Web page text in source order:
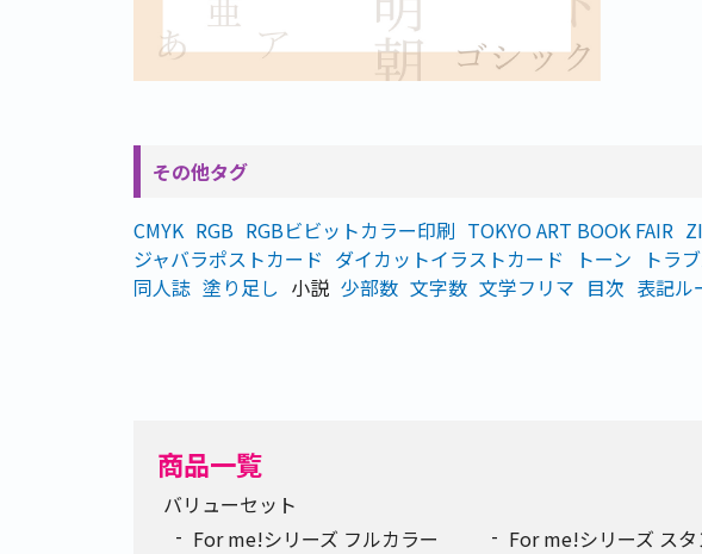
その他タグ
CMYK RGB RGBビビットカラー印刷 TOKYO ART BOOK FAIR
ジャバラポストカード ダイカットイラストカード トーン トラ
同人誌 塗り足し 小説 少部数 文字数 文学フリマ 目次 表記ル
商品一覧
バリューセット
For me!シリーズ フルカラー
For me!シリーズ スタ